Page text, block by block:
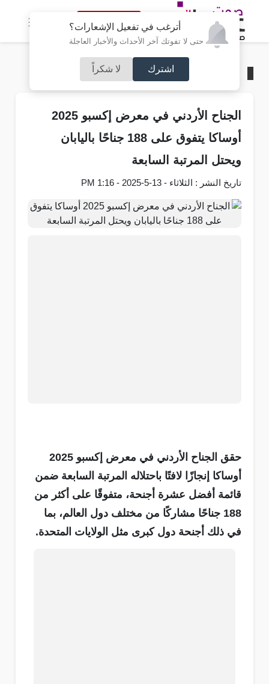
أترغب في تفعيل الإشعارات؟
حتى لا تفوتك آخر الأحداث والأخبار العاجلة
اشترك لا شكراً
النسخة الكاملة
مجتمع صوت عمان
الجناح الأردني في معرض إكسبو 2025
أوساكا يتفوق على 188 جناحًا باليابان
ويحتل المرتبة السابعة
تاريخ النشر : الثلاثاء - 13-5-2025 - 1:16 PM
حقق الجناح الأردني في معرض إكسبو 2025
أوساكا إنجازًا لافتًا باحتلاله المرتبة السابعة ضمن
قائمة أفضل عشرة أجنحة، متفوقًا على أكثر من
188 جناحًا مشاركًا من مختلف دول العالم، بما
في ذلك أجنحة دول كبرى مثل الولايات المتحدة.